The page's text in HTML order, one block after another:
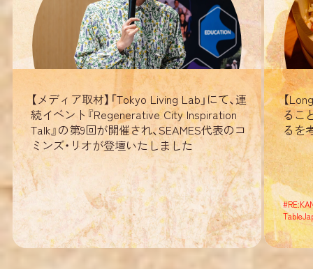
【メディア取材】「Tokyo Living Lab」にて、連
続イベント『Regenerative City Inspiration
Talk』の第9回が開催され、SEAMES代表のコ
ミンズ・リオが登壇いたしました
【
るこ
るを
#